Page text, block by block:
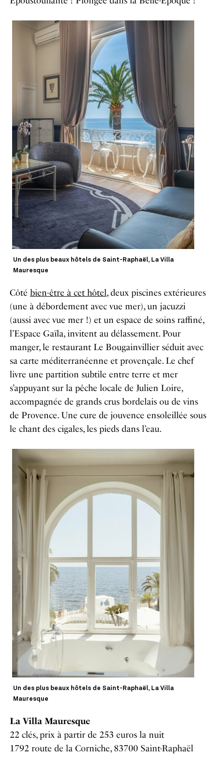
Un des plus beaux hôtels de Saint-Raphaël, La Villa
Mauresque
Côté bien-être à cet hôtel, deux piscines extérieures
(une à débordement avec vue mer), un jacuzzi
(aussi avec vue mer !) et un espace de soins raffiné,
l’Espace Gaïla, invitent au délassement. Pour
manger, le restaurant Le Bougainvillier séduit avec
sa carte méditerranéenne et provençale. Le chef
livre une partition subtile entre terre et mer
s’appuyant sur la pêche locale de Julien Loire,
accompagnée de grands crus bordelais ou de vins
de Provence. Une cure de jouvence ensoleillée sous
le chant des cigales, les pieds dans l’eau.
Un des plus beaux hôtels de Saint-Raphaël, La Villa
Mauresque
La Villa Mauresque
22 clés, prix à partir de 253 euros la nuit
1792 route de la Corniche, 83700 Saint-Raphaël